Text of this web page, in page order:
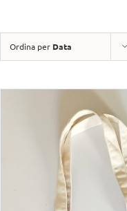
Ordina per Data